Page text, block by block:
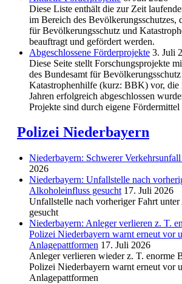
Diese Liste enthält die zur Zeit
im Bereich des Be­völkerungs­schutzes,
für Bevölkerungsschutz und
beauftragt und gefördert werden.
Abgeschlos­sene Förderprojekte 3. Juli
Diese Seite stellt Forschungsprojekte
des Bundesamt für
Katastrophenhilfe (kurz: BBK) vor, die
Jahren erfolgreich abgeschlossen
Projekte sind durch eigene
Polizei Niederbayern
Niederbayern: Schwerer
2026
Niederbayern: Unfallstelle nach
Alkoholeinfluss gesucht 17. Juli 2026
Unfallstelle nach vorheriger Fahrt
gesucht
Niederbayern: Anleger verlieren z. T.
Polizei Niederbayern warnt erneut vor
Anlagepattformen 17. Juli 2026
Anleger verlieren wieder z. T. enorme
Polizei Niederbayern warnt erneut vor
Anlagepattformen